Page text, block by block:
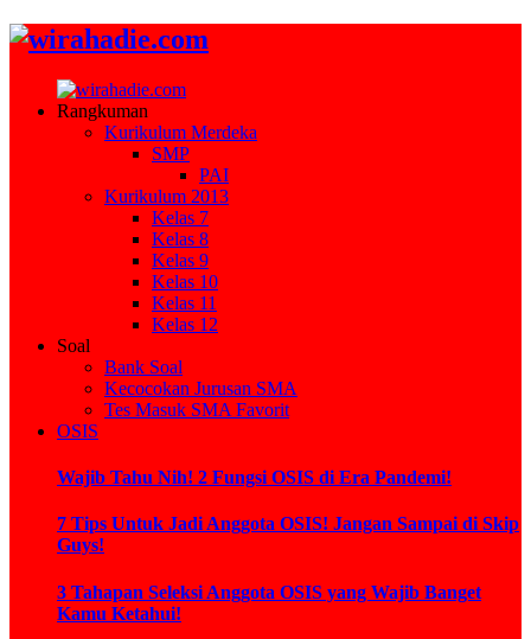
Rangkuman
Kurikulum Merdeka
SMP
PAI
Kurikulum 2013
Kelas 7
Kelas 8
Kelas 9
Kelas 10
Kelas 11
Kelas 12
Soal
Bank Soal
Kecocokan Jurusan SMA
Tes Masuk SMA Favorit
OSIS
Wajib Tahu Nih! 2 Fungsi OSIS di Era Pandemi!
7 Tips Untuk Jadi Anggota OSIS! Jangan Sampai di Skip
Guys!
3 Tahapan Seleksi Anggota OSIS yang Wajib Banget
Kamu Ketahui!